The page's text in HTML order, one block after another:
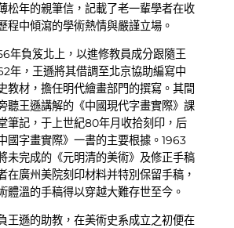
松年的親筆信，記載了老一輩學者在收
程中傾瀉的學術熱情與嚴謹立場。
年負笈北上，以進修教員成分跟隨王
年，王遜將其借調至北京協助編寫中
教材，擔任明代繪畫部門的撰寫。其間
聽王遜講解的《中國現代字畫實際》課
筆記，于上世紀80年月收拾刻印，后
國字畫實際》一書的主要根據。1963
未完成的《元明清的美術》及修正手稿
在廣州美院刻印材料并特別保留手稿，
體溫的手稿得以穿越大難存世至今。
王遜的助教，在美術史系成立之初便在